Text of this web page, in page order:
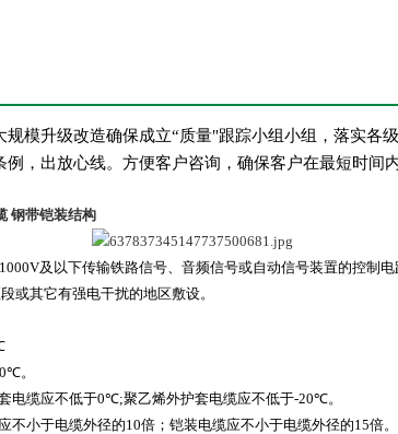
模升级改造确保成立“质量"跟踪小组小组，落实各
，出放心线。方便客户咨询，确保客户在最短时间
钢带铠装结构
1000V及以下传输铁路信号、音频信号或自动信号装置的控制
或其它有强电干扰的地区敷设。
℃。
电缆应不低于0℃;聚乙烯外护套电缆应不低于-20℃。
不小于电缆外径的10倍；铠装电缆应不小于电缆外径的15倍。